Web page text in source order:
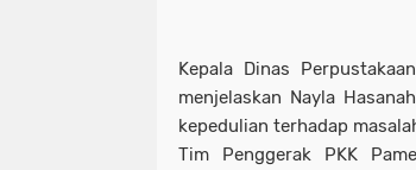
Kepala Dinas
menjelaskan Nayla
kepedulian terhadap
Tim Penggerak PKK